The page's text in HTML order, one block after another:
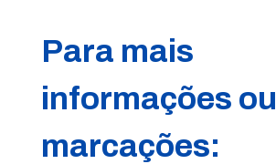
Para mais
informações ou
marcações: